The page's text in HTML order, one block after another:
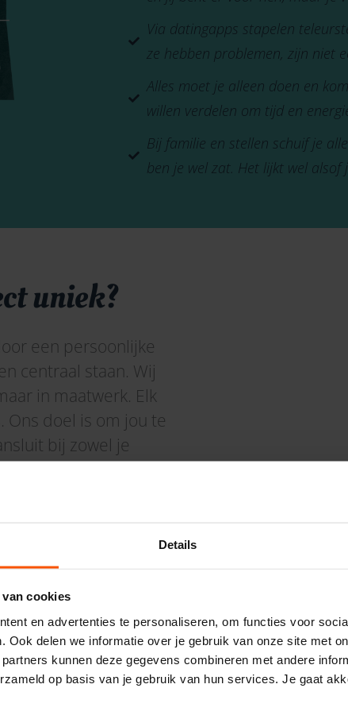
Details
cookies
en advertenties te personaliseren, om functies voor
Ook delen we informatie over je gebruik van onze site met
kunnen deze gegevens combineren met andere
op basis van je gebruik van hun services. Je gaat
Via datingapps stapelen
ze hebben problemen, zijn niet
Alles moet je alleen doen en
willen verdelen om tijd en
Bij familie en stellen schuif je
ben je wel zat. Het lijkt wel
uniek?
een persoonlijke
centraal staan. Wij
in maatwerk. Elk
Ons doel is om jou te
bij zowel je